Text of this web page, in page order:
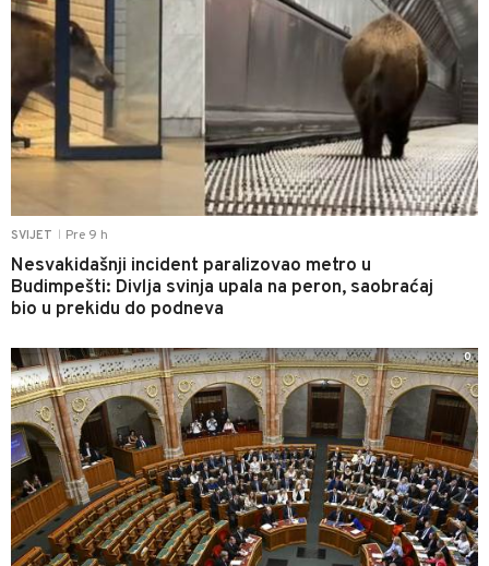
SVIJET Pre 9 h
Nesvakidašnji incident paralizovao metro u
Budimpešti: Divlja svinja upala na peron, saobraćaj
bio u prekidu do podneva
0